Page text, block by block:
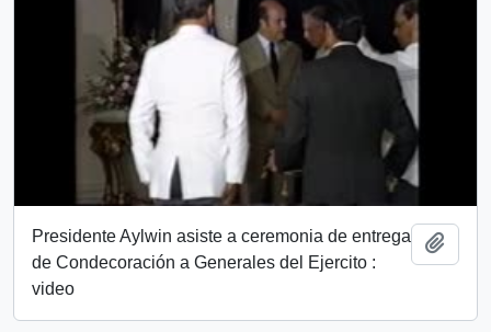
Presidente Aylwin asiste a ceremonia de entrega
de Condecoración a Generales del Ejercito :
video